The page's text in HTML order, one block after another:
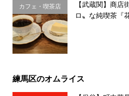
カフェ・喫茶店
【武蔵関】商店
ロ〟な純喫茶『
練馬区のオムライス